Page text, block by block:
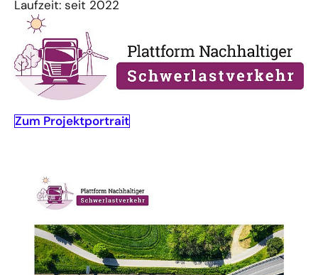
Laufzeit: seit 2022
Zum Projektportrait